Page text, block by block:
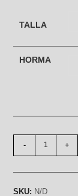
TALLA
HORMA
- +
SKU: N/D